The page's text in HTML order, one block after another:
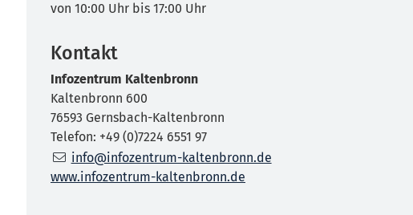
von 10:00 Uhr bis 17:00 Uhr
Kontakt
Infozentrum Kaltenbronn
Kaltenbronn 600
76593 Gernsbach-Kaltenbronn
Telefon: +49 (0)7224 6551 97
info@infozentrum-kaltenbronn.de
www.infozentrum-kaltenbronn.de